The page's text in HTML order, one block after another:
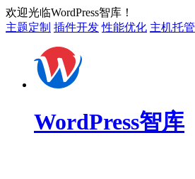
欢迎光临WordPress智库！
主题定制 插件开发 性能优化 主机托管
WordPress智库